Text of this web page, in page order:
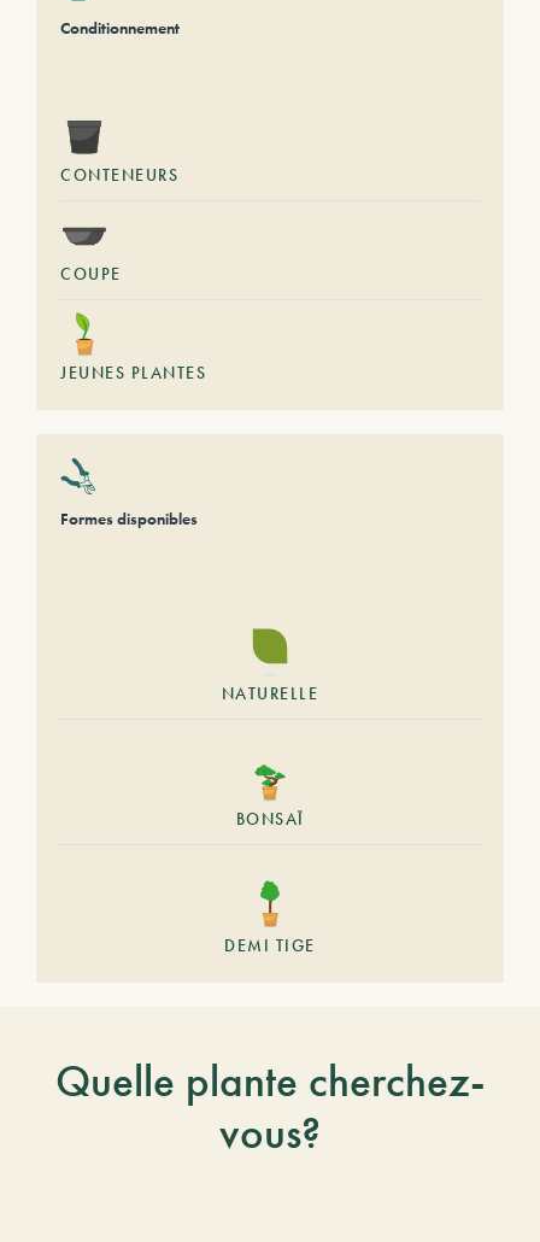
Conditionnement
CONTENEURS
COUPE
JEUNES PLANTES
Formes disponibles
NATURELLE
BONSAÏ
DEMI TIGE
Quelle plante cherchez-
vous?